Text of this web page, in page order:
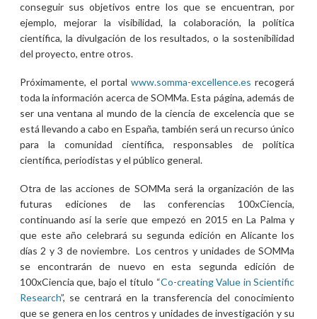
conseguir sus objetivos entre los que se encuentran, por
ejemplo, mejorar la visibilidad, la colaboración, la política
científica, la divulgación de los resultados, o la sostenibilidad
del proyecto, entre otros.
Próximamente, el portalwww.somma-excellence.es recogerá
toda la información acerca de SOMMa. Esta página, además de
ser una ventana al mundo de la ciencia de excelencia que se
está llevando a cabo en España, también será un recurso único
para la comunidad científica, responsables de política
científica, periodistas y el público general.
Otra de las acciones de SOMMa será la organización de las
futuras ediciones de las conferencias 100xCiencia,
continuando así la serie que empezó en 2015 en La Palma y
que este año celebrará su segunda edición en Alicante los
días 2 y 3 de noviembre. Los centros y unidades de SOMMa
se encontrarán de nuevo en esta segunda edición de
100xCiencia que, bajo el título “Co-creating Value in Scientific
Research”, se centrará en la transferencia del conocimiento
que se genera en los centros y unidades de investigación y su